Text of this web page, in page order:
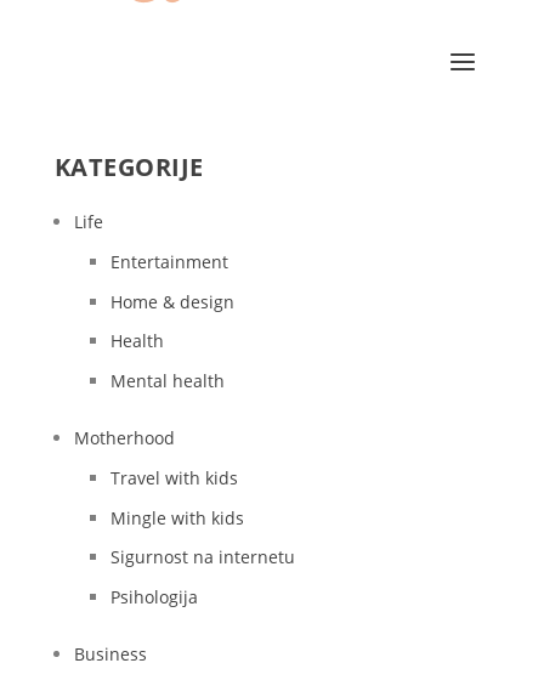
KATEGORIJE
Life
Entertainment
Home & design
Health
Mental health
Motherhood
Travel with kids
Mingle with kids
Sigurnost na internetu
Psihologija
Business